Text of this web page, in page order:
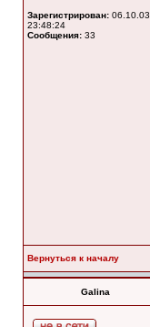
Зарегистрирован: 06.10.03,
23:48:24
Сообщения: 33
Вернуться к началу
Galina